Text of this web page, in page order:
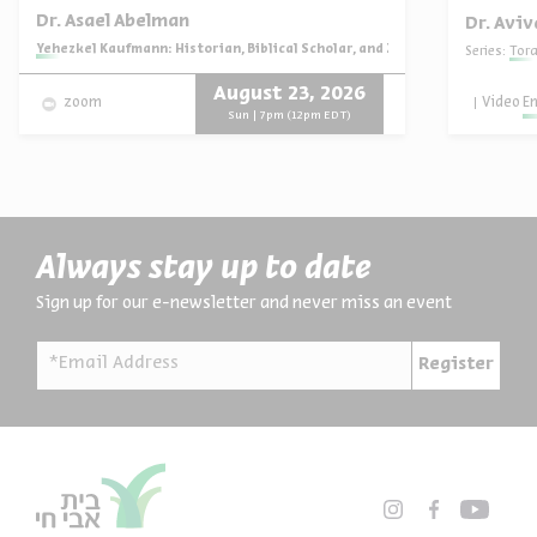
Dr. Asael Abelman
Series:
Yehezkel Kaufmann: Historian, Biblical Scholar, and Zionist Thinker
zoom August 23, 2026
Sun | 7pm (12pm EDT)
Dr.
Series:
Video
Always stay up to date
Sign up for our e-newsletter and never miss an event
*Email Address Register